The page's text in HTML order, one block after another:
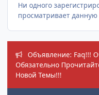
Ни одного
просматривает
Объявление: Faq!!!
Обязательно
Новой Темы!!!